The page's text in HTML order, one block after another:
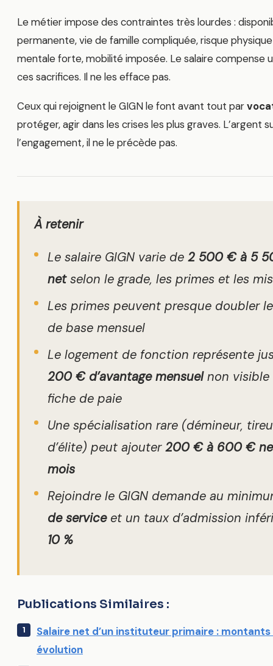
Le métier impose des contraintes très lourdes :
permanente, vie de famille compliquée, risque
mentale forte, mobilité imposée. Le salaire compense
ces sacrifices. Il ne les efface pas.
Ceux qui rejoignent le GIGN le font avant tout par
protéger, agir dans les crises les plus graves. L’argent
l’engagement, il ne le précède pas.
À retenir
Le salaire GIGN varie de 2 500 € à 5
netselon le grade, les primes et les
Les primes peuvent presque doubler
de base mensuel
Le logement de fonction représente
200 € d’avantage mensuelnon visible
fiche de paie
Une spécialisation rare (démineur,
d’élite) peut ajouter200 € à 600 €
mois
Rejoindre le GIGN demande au
de serviceet un taux d’admission
10 %
Publications Similaires :
Salaire net d’un instituteur primaire :
évolution